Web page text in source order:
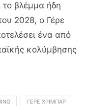
το βλέμμα ήδη
2028, ο Γέρε
ένα από
κολύμβησης
ΓΈΡΕ ΧΡΊΜΠΑΡ